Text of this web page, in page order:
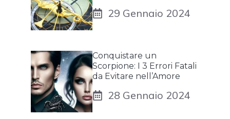
29 Gennaio 2024
Conquistare un
Scorpione: I 3 Errori Fatali
da Evitare nell’Amore
28 Gennaio 2024